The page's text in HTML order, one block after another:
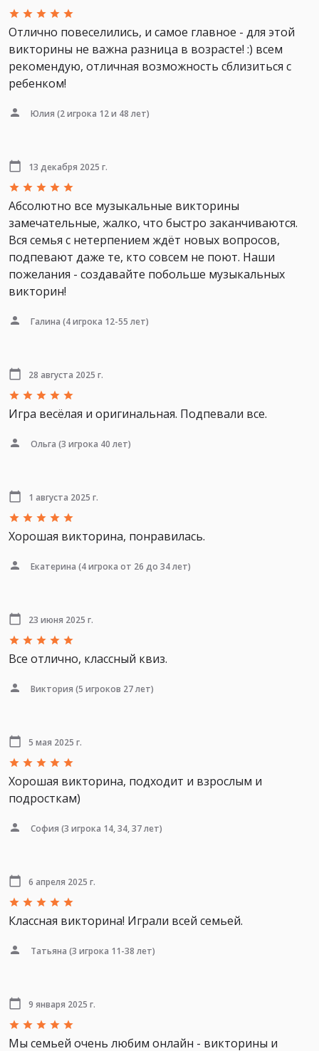
Отлично повеселились, и самое главное - для этой
викторины не важна разница в возрасте! :) всем
рекомендую, отличная возможность сблизиться с
ребенком!
Юлия (2 игрока 12 и 48 лет)
13 декабря 2025 г.
Абсолютно все музыкальные викторины
замечательные, жалко, что быстро заканчиваются.
Вся семья с нетерпением ждёт новых вопросов,
подпевают даже те, кто совсем не поют. Наши
пожелания - создавайте побольше музыкальных
викторин!
Галина (4 игрока 12-55 лет)
28 августа 2025 г.
Игра весёлая и оригинальная. Подпевали все.
Ольга (3 игрока 40 лет)
1 августа 2025 г.
Хорошая викторина, понравилась.
Екатерина (4 игрока от 26 до 34 лет)
23 июня 2025 г.
Все отлично, классный квиз.
Виктория (5 игроков 27 лет)
5 мая 2025 г.
Хорошая викторина, подходит и взрослым и
подросткам)
София (3 игрока 14, 34, 37 лет)
6 апреля 2025 г.
Классная викторина! Играли всей семьей.
Татьяна (3 игрока 11-38 лет)
9 января 2025 г.
Мы семьей очень любим онлайн - викторины и